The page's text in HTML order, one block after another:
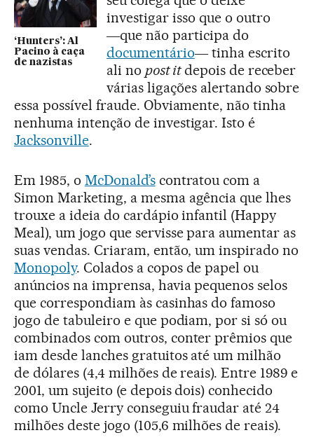
‘Hunters’: Al
Pacino à caça
de nazistas
investigar isso que o outro
―que não participa do
documentário― tinha escrito
ali no post itdepois de receber
várias ligações alertando sobre
essa possível fraude. Obviamente, não tinha
nenhuma intenção de investigar. Isto é
Jacksonville.
Em 1985, o McDonald’scontratou com a
Simon Marketing, a mesma agência que lhes
trouxe a ideia do cardápio infantil (Happy
Meal), um jogo que servisse para aumentar as
suas vendas. Criaram, então, um inspirado no
Monopoly. Colados a copos de papel ou
anúncios na imprensa, havia pequenos selos
que correspondiam às casinhas do famoso
jogo de tabuleiro e que podiam, por si só ou
combinados com outros, conter prêmios que
iam desde lanches gratuitos até um milhão
de dólares (4,4 milhões de reais). Entre 1989 e
2001, um sujeito (e depois dois) conhecido
como Uncle Jerry conseguiu fraudar até 24
milhões deste jogo (105,6 milhões de reais).